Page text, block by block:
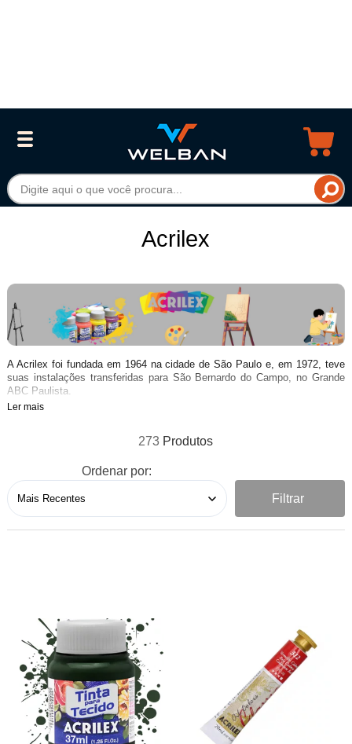
Acrilex
A Acrilex foi fundada em 1964 na cidade de São Paulo e, em 1972, teve
suas instalações transferidas para São Bernardo do Campo, no Grande
ABC Paulista.
empresas nos segmentos de tintas artísticas e escolares e brinquedos.
Ler mais
273
Ordenar por:
Filtrar